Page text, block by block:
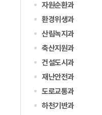
자원순환과
환경위생과
산림녹지과
축산지원과
건설도시과
재난안전과
도로교통과
하천기반과